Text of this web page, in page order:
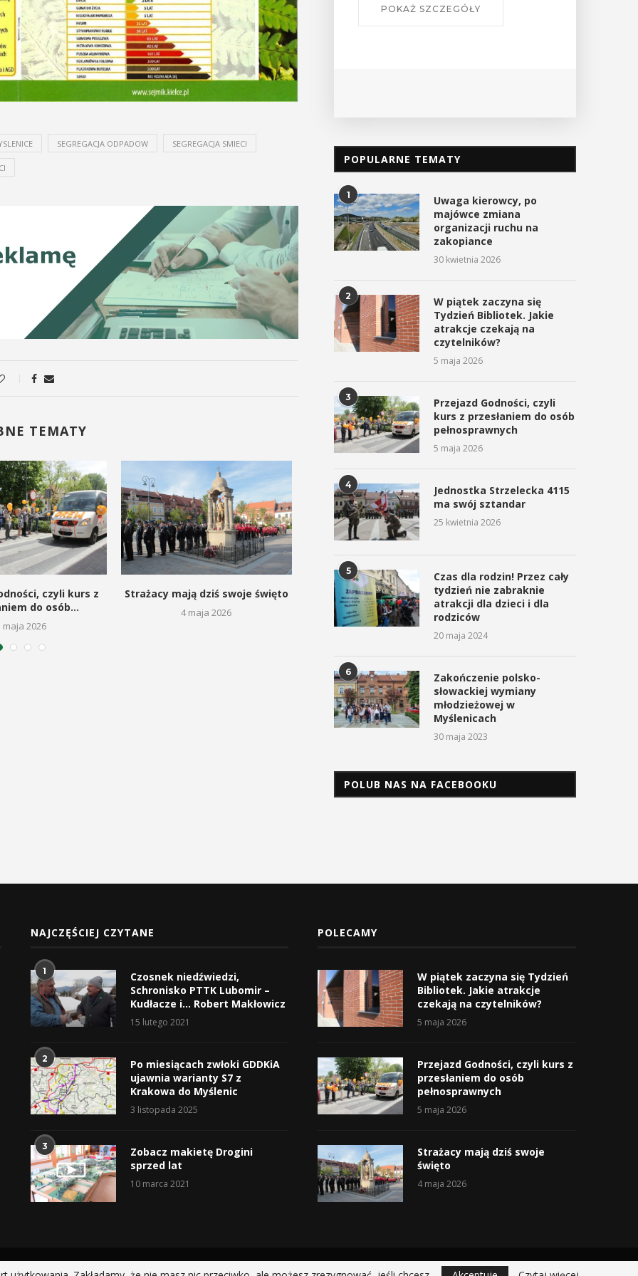
SEGREGACJA ODPADOW SEGREGACJA SMIECI
TEMATY
czyli kurs z
do osób...
maja 2026
Strażacy mają dziś swoje święto
4 maja 2026
Uroczyste obchody Święta
Konstytucji 3 Maja w
Myślenicach
Procesja z Cudownym
Matki Bożej Pani
POKAŻ SZCZEGÓŁY POKAŻ SZCZEGÓŁY
POPULARNE TEMATY
1
Uwaga kierowcy, po
majówce zmiana
organizacji ruchu na
zakopiance
30 kwietnia 2026
2
W piątek zaczyna się
Tydzień Bibliotek. Jakie
atrakcje czekają na
czytelników?
5 maja 2026
3
Przejazd Godności, czyli
kurs z przesłaniem do osób
pełnosprawnych
5 maja 2026
4
Jednostka Strzelecka 4115
ma swój sztandar
25 kwietnia 2026
5
Czas dla rodzin! Przez cały
tydzień nie zabraknie
atrakcji dla dzieci i dla
rodziców
20 maja 2024
6
Zakończenie polsko-
słowackiej wymiany
młodzieżowej w
Myślenicach
30 maja 2023
POLUB NAS NA FACEBOOKU
NAJCZĘŚCIEJ CZYTANE
1
Czosnek niedźwiedzi,
Schronisko PTTK Lubomir –
Kudłacze i… Robert Makłowicz
15 lutego 2021
2
Po miesiącach zwłoki GDDKiA
ujawnia warianty S7 z
Krakowa do Myślenic
3 listopada 2025
3
Zobacz makietę Drogini
sprzed lat
10 marca 2021
POLECAMY
W piątek zaczyna się Tydzień
Bibliotek. Jakie atrakcje
czekają na czytelników?
5 maja 2026
Przejazd Godności, czyli kurs z
przesłaniem do osób
pełnosprawnych
5 maja 2026
Strażacy mają dziś swoje
święto
4 maja 2026
@2019 - All Right Reserved.